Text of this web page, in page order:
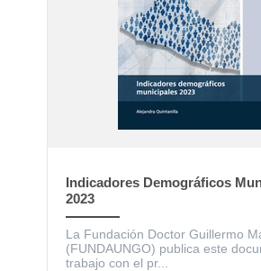
Indicadores Demográficos
2023
La Fundación Doctor Guillermo
(FUNDAUNGO) publica este
trabajo con el pr...